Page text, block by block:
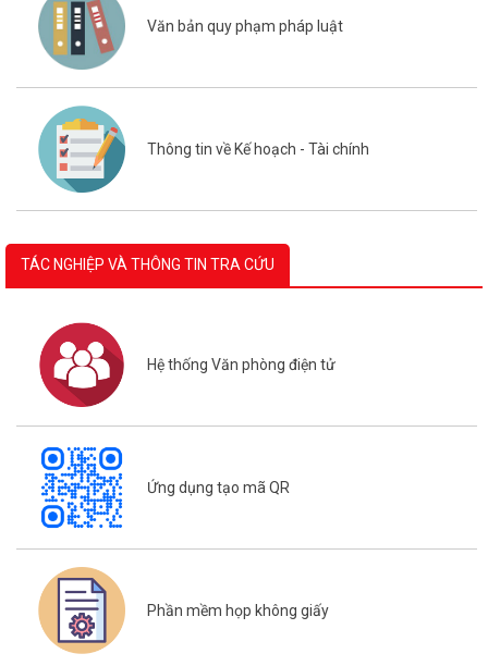
Thông tin về Kế hoạch - Tài chính
TÁC NGHIỆP VÀ THÔNG TIN TRA CỨU
Ứng dụng tạo mã QR
Phần mềm họp không giấy